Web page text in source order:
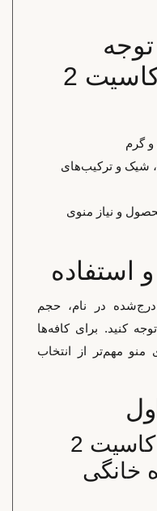
سیروپ ایریش کاسیت 2
شیک و ترکیب‌های
و نیاز منوی
استفاده
در نام، حجم
کنید. برای کافه‌ها
مهم‌تر از انتخاب
آیا سیروپ ایریش کاسیت 2
خانگی